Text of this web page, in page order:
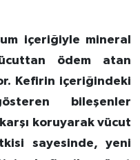
içeriğiyle mineral
ödem atan
Kefirin içeriğindeki
bileşenler
koruyarak vücut
sayesinde, yeni